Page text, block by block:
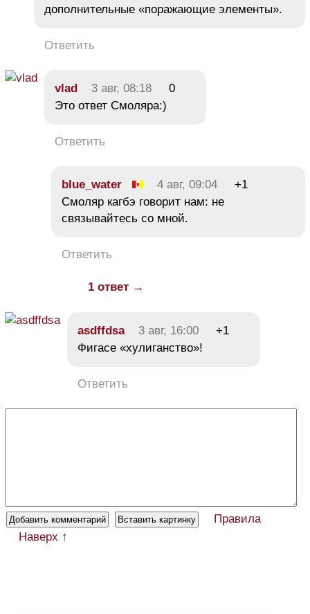
дополнительные «поражающие элементы».
Ответить
vlad 3 авг, 08:18
0
Это ответ Смоляра:)
Ответить
blue_water 4 авг, 09:04
+1
Смоляр кагбэ говорит нам: не
связывайтесь со мной.
Ответить
1 ответ →
asdffdsa 3 авг, 16:00
+1
Фигасе «хулиганство»!
Ответить
Правила
Наверх ↑